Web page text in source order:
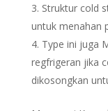
Struktur cold
untuk menahan
Type ini juga
regfrigeran jika
dikosongkan